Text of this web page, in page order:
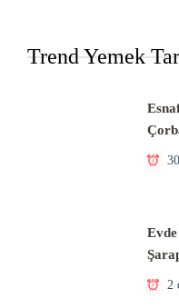
Trend Yemek
2